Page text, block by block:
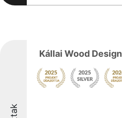
Kállai Wood Design